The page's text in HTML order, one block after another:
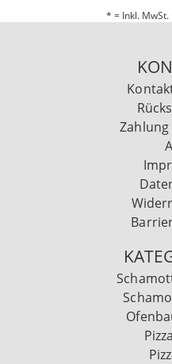
* = Inkl. MwSt.